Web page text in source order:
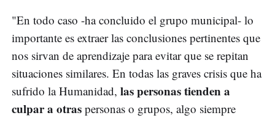
"En todo caso -ha concluido el grupo municipal- lo
importante es extraer las conclusiones pertinentes que
nos sirvan de aprendizaje para evitar que se repitan
situaciones similares. En todas las graves crisis que ha
sufrido la Humanidad, las personas tienden a
culpar a otras personas o grupos, algo siempre